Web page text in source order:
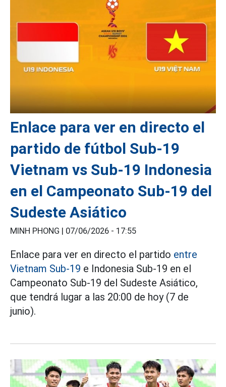
Enlace para ver en directo el
partido de fútbol Sub-19
Vietnam vs Sub-19 Indonesia
en el Campeonato Sub-19 del
Sudeste Asiático
MINH PHONG | 07/06/2026 - 17:55
Enlace para ver en directo el partido entre
Vietnam Sub-19 e Indonesia Sub-19 en el
Campeonato Sub-19 del Sudeste Asiático,
que tendrá lugar a las 20:00 de hoy (7 de
junio).